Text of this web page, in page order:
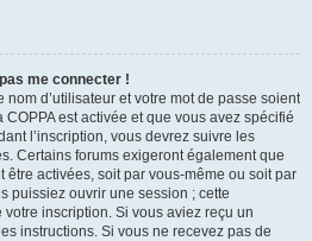
me connecter !
d’utilisateur et votre mot de passe soient
est activée et que vous avez spécifié
l’inscription, vous devrez suivre les
Certains forums exigeront également que
être activées, soit par vous-même ou soit par
puissiez ouvrir une session ; cette
inscription. Si vous aviez reçu un
instructions. Si vous ne recevez pas de